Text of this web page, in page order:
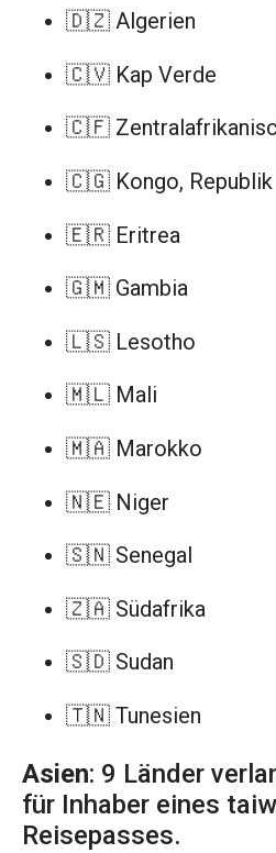
🇩🇿 Algerien
🇨🇻 Kap Verde
🇨🇫
🇨🇬 Kongo, Republik
🇪🇷 Eritrea
🇬🇲 Gambia
🇱🇸 Lesotho
🇲🇱 Mali
🇲🇦 Marokko
🇳🇪 Niger
🇸🇳 Senegal
🇿🇦 Südafrika
🇸🇩 Sudan
🇹🇳 Tunesien
Asien: 9 Länder
für Inhaber eines
Reisepasses.